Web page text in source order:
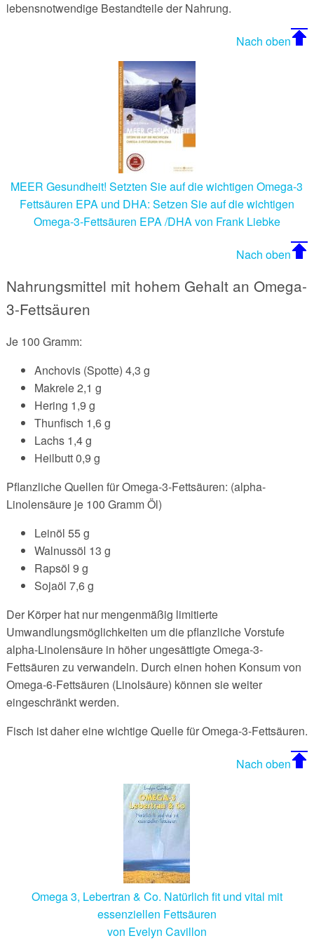
Glyx-Diät - Glykämischer Index Diät
Montignac Diät
Wundermittel
Gesundheitsrisiko Fett
Sesamöl
lebensnotwendige Bestandteile der Nahrung.
Nach oben
MEER Gesundheit! Setzten Sie auf die wichtigen Omega-3
Fettsäuren EPA und DHA: Setzen Sie auf die wichtigen
Omega-3-Fettsäuren EPA /DHA von Frank Liebke
Nach oben
Nahrungsmittel mit hohem Gehalt an Omega-
3-Fettsäuren
Je 100 Gramm:
Anchovis (Spotte) 4,3 g
Makrele 2,1 g
Hering 1,9 g
Thunfisch 1,6 g
Lachs 1,4 g
Heilbutt 0,9 g
Pflanzliche Quellen für Omega-3-Fettsäuren: (alpha-
Linolensäure je 100 Gramm Öl)
Leinöl 55 g
Walnussöl 13 g
Rapsöl 9 g
Sojaöl 7,6 g
Der Körper hat nur mengenmäßig limitierte
Umwandlungsmöglichkeiten um die pflanzliche Vorstufe
alpha-Linolensäure in höher ungesättigte Omega-3-
Fettsäuren zu verwandeln. Durch einen hohen Konsum von
Omega-6-Fettsäuren (Linolsäure) können sie weiter
eingeschränkt werden.
Fisch ist daher eine wichtige Quelle für Omega-3-Fettsäuren.
Nach oben
Omega 3, Lebertran & Co. Natürlich fit und vital mit
essenziellen Fettsäuren
von Evelyn Cavillon